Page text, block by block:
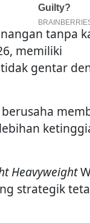
tanpa
memiliki
gentar
Heavyweight
strategik